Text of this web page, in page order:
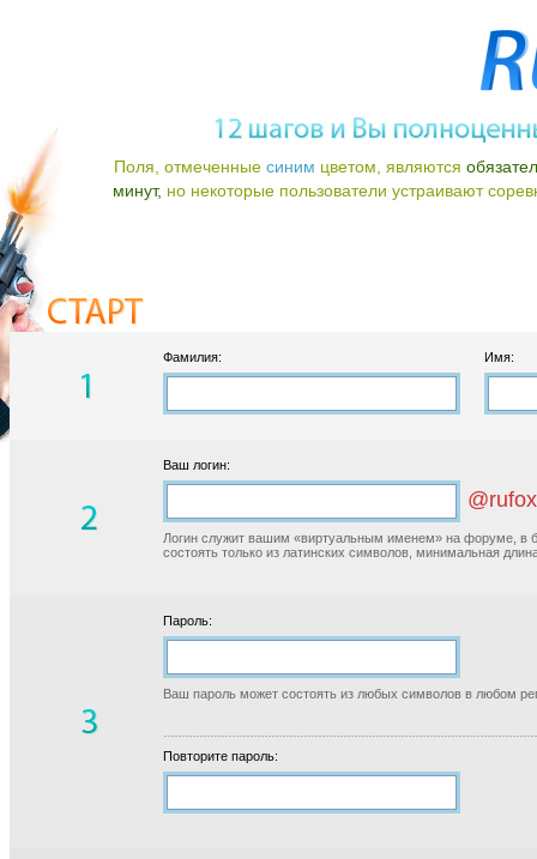
Поля, отмеченные синим цветом, являются
минут, но некоторые пользователи устраивают
Фамилия: Имя:
Ваш логин:
Логин служит вашим «виртуальным именем» на форуме, в
состоять только из латинских символов, минимальная
Пароль:
Ваш пароль может состоять из любых символов в любом
Повторите пароль: